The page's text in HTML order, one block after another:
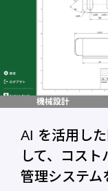
機械設計
AI を活用し
して、コス
管理システ